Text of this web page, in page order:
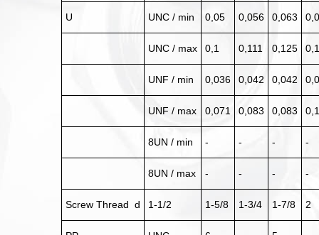
U UNC / min 0,05 0,056 0,063
UNC / max 0,1 0,111 0,125
UNF / min 0,036 0,042 0,042
UNF / max 0,071 0,083 0,083 0,1
8UN / min - - - -
8UN / max - - - -
Screw Thread d 1-1/2 1-5/8 1-3/4 1-7/8 2